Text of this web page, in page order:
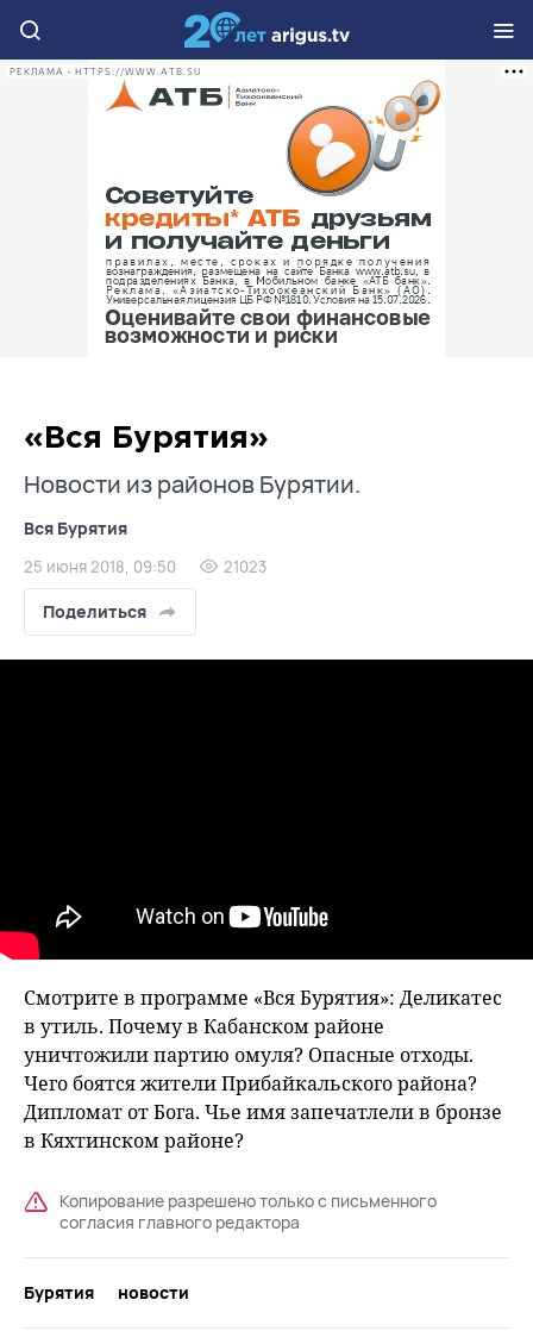
РЕКЛАМА • HTTPS://WWW.ATB.SU
«Вся Бурятия»
Новости из районов Бурятии.
Вся Бурятия
25 июня 2018, 09:50 21023
Поделиться
Смотрите в программе «Вся Бурятия»: Деликатес
в утиль. Почему в Кабанском районе
уничтожили партию омуля? Опасные отходы.
Чего боятся жители Прибайкальского района?
Дипломат от Бога. Чье имя запечатлели в бронзе
в Кяхтинском районе?
Копирование разрешено только с письменного
согласия главного редактора
Бурятия новости